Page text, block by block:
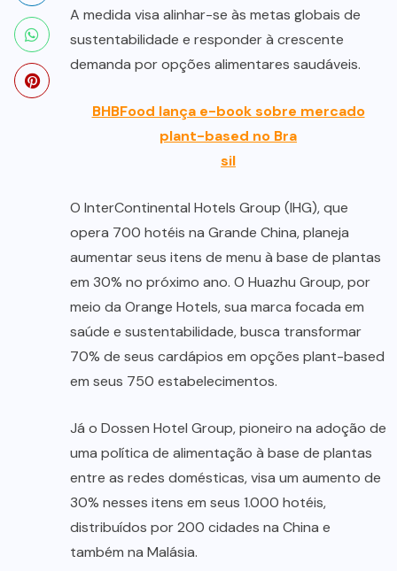
A medida visa alinhar-se às metas globais de
sustentabilidade e responder à crescente
demanda por opções alimentares saudáveis.
BHBFood lança e-book sobre mercado
plant-based no Bra
sil
O InterContinental Hotels Group (IHG), que
opera 700 hotéis na Grande China, planeja
aumentar seus itens de menu à base de plantas
em 30% no próximo ano. O Huazhu Group, por
meio da Orange Hotels, sua marca focada em
saúde e sustentabilidade, busca transformar
70% de seus cardápios em opções plant-based
em seus 750 estabelecimentos.
Já o Dossen Hotel Group, pioneiro na adoção de
uma política de alimentação à base de plantas
entre as redes domésticas, visa um aumento de
30% nesses itens em seus 1.000 hotéis,
distribuídos por 200 cidades na China e
também na Malásia.